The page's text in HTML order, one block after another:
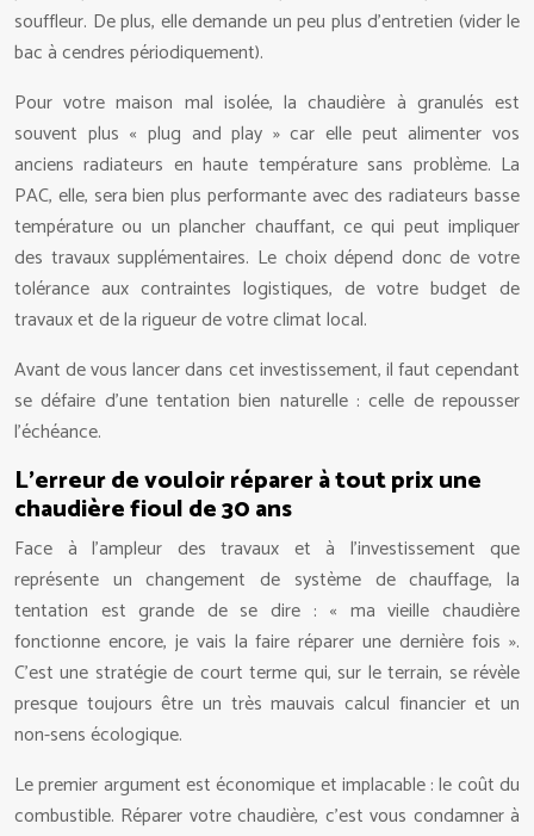
souffleur. De plus, elle demande un peu plus d’entretien (vider le
bac à cendres périodiquement).
Pour votre maison mal isolée, la chaudière à granulés est
souvent plus « plug and play » car elle peut alimenter vos
anciens radiateurs en haute température sans problème. La
PAC, elle, sera bien plus performante avec des radiateurs basse
température ou un plancher chauffant, ce qui peut impliquer
des travaux supplémentaires. Le choix dépend donc de votre
tolérance aux contraintes logistiques, de votre budget de
travaux et de la rigueur de votre climat local.
Avant de vous lancer dans cet investissement, il faut cependant
se défaire d’une tentation bien naturelle : celle de repousser
l’échéance.
L’erreur de vouloir réparer à tout prix une
chaudière fioul de 30 ans
Face à l’ampleur des travaux et à l’investissement que
représente un changement de système de chauffage, la
tentation est grande de se dire : « ma vieille chaudière
fonctionne encore, je vais la faire réparer une dernière fois ».
C’est une stratégie de court terme qui, sur le terrain, se révèle
presque toujours être un très mauvais calcul financier et un
non-sens écologique.
Le premier argument est économique et implacable : le coût du
combustible. Réparer votre chaudière, c’est vous condamner à